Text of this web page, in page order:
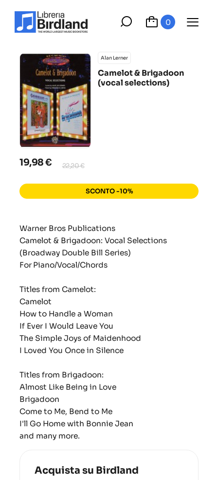
0
Alan Lerner
Camelot & Brigadoon
(vocal selections)
19,98 € 22,20 €
SCONTO -10%
Warner Bros Publications
Camelot & Brigadoon: Vocal Selections
(Broadway Double Bill Series)
For Piano/Vocal/Chords
Titles from Camelot:
Camelot
How to Handle a Woman
If Ever I Would Leave You
The Simple Joys of Maidenhood
I Loved You Once in Silence
Titles from Brigadoon:
Almost Like Being in Love
Brigadoon
Come to Me, Bend to Me
I'll Go Home with Bonnie Jean
and many more.
Acquista su Birdland